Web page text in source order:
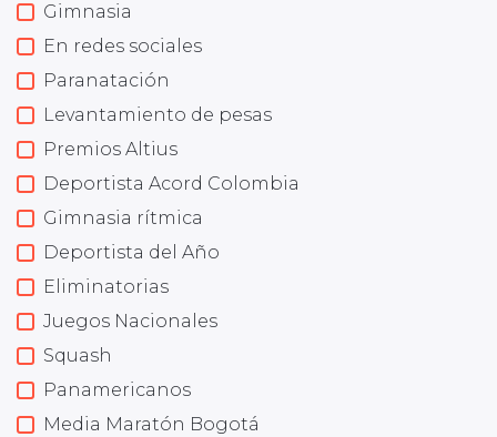
Gimnasia
En redes sociales
Paranatación
Levantamiento de pesas
Premios Altius
Deportista Acord Colombia
Gimnasia rítmica
Deportista del Año
Eliminatorias
Juegos Nacionales
Squash
Panamericanos
Media Maratón Bogotá